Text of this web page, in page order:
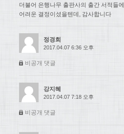
더불어 은행나무 출판사의 출간 서적들
어려운 결정이셨을텐데, 감사합니다
정경희
2017.04.07 6:36 오후
비공개 댓글
강지혜
2017.04.07 7:18 오후
비공개 댓글